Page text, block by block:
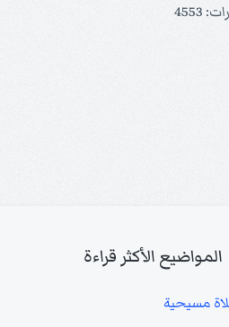
4553
المواضيع الأكثر قراءة
مسيحية